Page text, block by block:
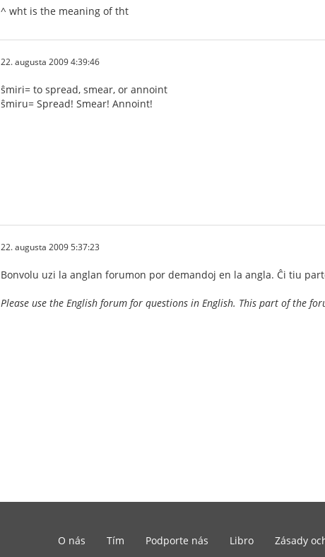
^ wht is the meaning of tht
22. augusta 2009 4:39:46
ŝmiri= to spread, smear, or annoint
ŝmiru= Spread! Smear! Annoint!
22. augusta 2009 5:37:23
Bonvolu uzi la anglan forumon por demandoj en la angla. Ĉi tiu
Please use the English forum for questions in English. This part of the
O nás Tím Podporte nás Libro Zásady